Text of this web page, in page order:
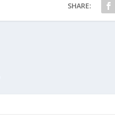
SHARE: